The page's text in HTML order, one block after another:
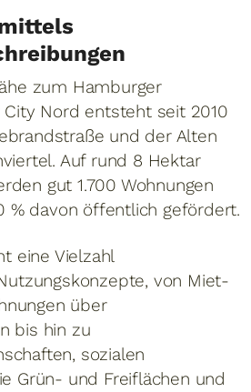
zum Hamburger
Nord entsteht seit 2010
und der Alten
Auf rund 8 Hektar
gut 1.700 Wohnungen
% davon öffentlich gefördert.
eine Vielzahl
von Miet-
über
bis hin zu
sozialen
Grün- und Freiflächen und